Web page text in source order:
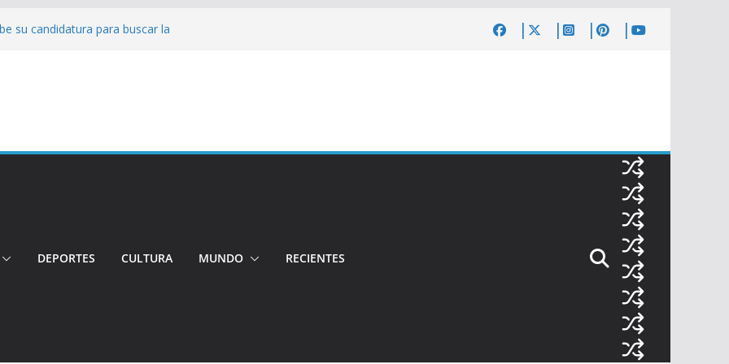
su candidatura para buscar la
Investigan crimen de un hombre en el
e incidentes marcaron la
DEPORTES CULTURA MUNDO RECIENTES